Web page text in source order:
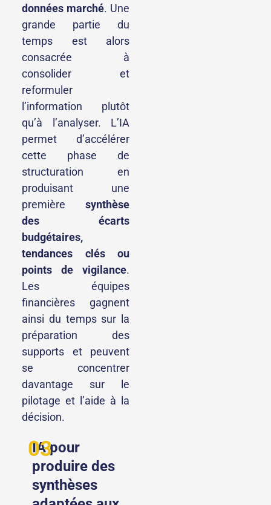
données marché. Une
grande partie du
temps est alors
consacrée à
consolider et
reformuler
l’information plutôt
qu’à l’analyser. L’IA
permet d’accélérer
cette phase de
structuration en
produisant une
première synthèse
des écarts
budgétaires,
tendances clés ou
points de vigilance.
Les équipes
financières gagnent
ainsi du temps sur la
préparation des
supports et peuvent
se concentrer
davantage sur le
pilotage et l’aide à la
décision.
03
IA pour
produire des
synthèses